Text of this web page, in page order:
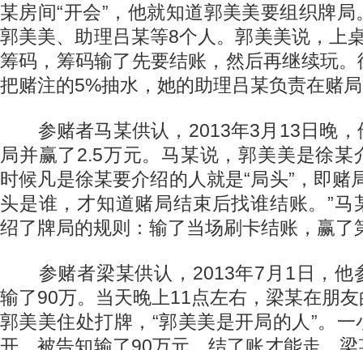
某房间“开会”，他就知道郭美美要组织牌
郭美美、助理吕某等8个人。郭美美说，上
筹码，筹码输了先要结账，然后再继续玩
把赌注的5%抽水，她的助理吕某负责在赌
参赌者马某供认，2013年3月13日晚，
局并赢了2.5万元。马某说，郭美美是徐某
时候凡是徐某要介绍的人就是“局头”，即赌
头是谁，才知道赌局结束后找谁结账。”马
绍了牌局的规则：输了当场刷卡结账，赢了
参赌者梁某供认，2013年7月1日，他
输了90万。当天晚上11点左右，梁某在朋
郭美美住处打牌，“郭美美是开局的人”。
开，被告知输了90万元，结了账才能走。